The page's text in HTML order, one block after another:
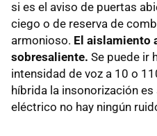
si es el aviso de puertas
ciego o de reserva de
armonioso. El aislamiento
sobresaliente. Se puede ir
intensidad de voz a 10 o
híbrida la insonorización
eléctrico no hay ningún